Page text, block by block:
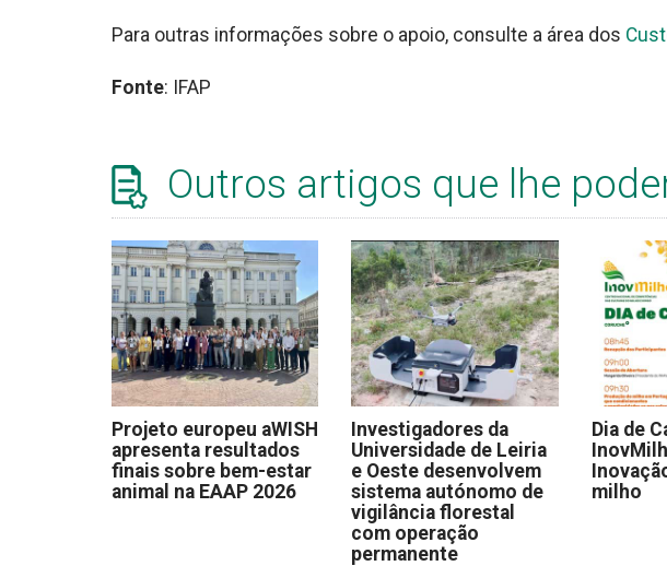
Para outras informações sobre o apoio, consulte a área dos
Fonte: IFAP
Outros artigos que lhe
Projeto europeu aWISH
apresenta resultados
finais sobre bem-estar
animal na EAAP 2026
Investigadores da
Universidade de Leiria
e Oeste desenvolvem
sistema autónomo de
vigilância florestal
com operação
permanente
Dia de
milho